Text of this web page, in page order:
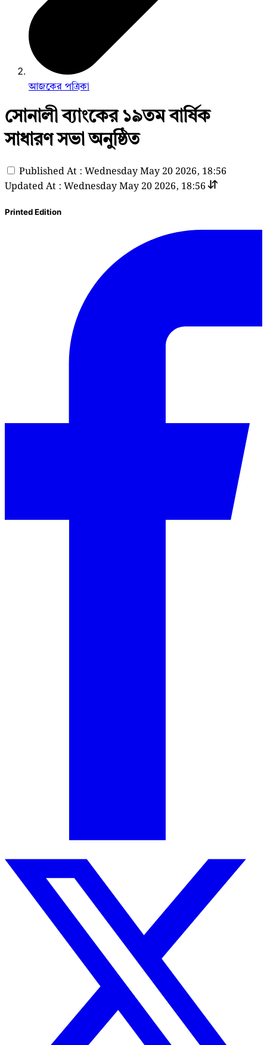
আজকের পত্রিকা
সোনালী ব্যাংকের ১৯তম বার্ষিক
সাধারণ সভা অনুষ্ঠিত
Published At : Wednesday May 20 2026, 18:56
Updated At : Wednesday May 20 2026, 18:56
Printed Edition